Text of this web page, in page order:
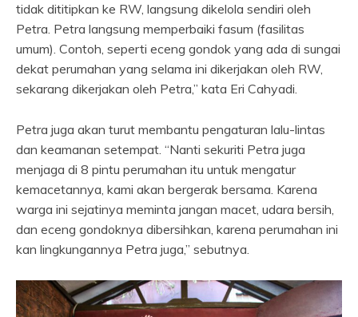
tidak dititipkan ke RW, langsung dikelola sendiri oleh
Petra. Petra langsung memperbaiki fasum (fasilitas
umum). Contoh, seperti eceng gondok yang ada di sungai
dekat perumahan yang selama ini dikerjakan oleh RW,
sekarang dikerjakan oleh Petra,” kata Eri Cahyadi.
Petra juga akan turut membantu pengaturan lalu-lintas
dan keamanan setempat. “Nanti sekuriti Petra juga
menjaga di 8 pintu perumahan itu untuk mengatur
kemacetannya, kami akan bergerak bersama. Karena
warga ini sejatinya meminta jangan macet, udara bersih,
dan eceng gondoknya dibersihkan, karena perumahan ini
kan lingkungannya Petra juga,” sebutnya.